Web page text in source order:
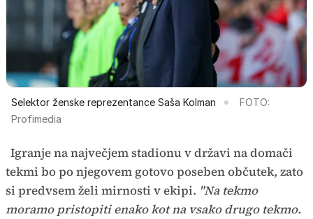
Selektor ženske reprezentance Saša Kolman
FOTO:
Profimedia
Igranje na največjem stadionu v državi na domači
tekmi bo po njegovem gotovo poseben občutek, zato
si predvsem želi mirnosti v ekipi. "Na tekmo
moramo pristopiti enako kot na vsako drugo tekmo.